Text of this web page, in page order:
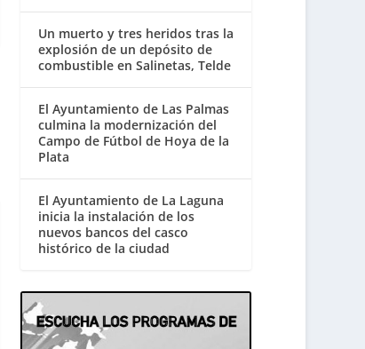
Un muerto y tres heridos tras la
explosión de un depósito de
combustible en Salinetas, Telde
El Ayuntamiento de Las Palmas
culmina la modernización del
Campo de Fútbol de Hoya de la
Plata
El Ayuntamiento de La Laguna
inicia la instalación de los
nuevos bancos del casco
histórico de la ciudad